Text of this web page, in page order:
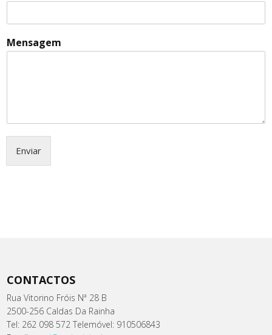
Mensagem
Enviar
CONTACTOS
Rua Vitorino Fróis Nª 28 B
2500-256 Caldas Da Rainha
Tel: 262 098 572 Telemóvel: 910506843